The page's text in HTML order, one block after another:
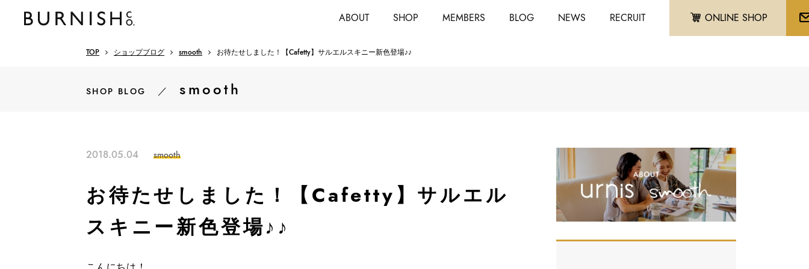
ABOUT SHOP MEMBERS BLOG NEWS RECRUIT ONLINE SHOP
TOP ショップブログ smooth お待たせしました！【Cafetty】サルエルスキニー新色登場♪♪
SHOP BLOG ／ smooth
2018.05.04 smooth
お待たせしました！【Cafetty】サルエル
スキニー新色登場♪♪
こんにちは！